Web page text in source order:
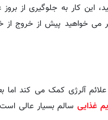
این کار به جلوگیری از
خواهید پیش از خروج از
علائم آلرژی کمک می کند
غذایی سالم بسیار عالی